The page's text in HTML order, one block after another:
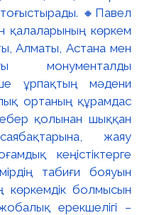
тоғыстырады. 🔸Павел
қалаларының көркем
Алматы, Астана мен
монументалды
ұрпақтың мәдени
ортаның құрамдас
қолынан шыққан
жаяу
кеңістіктерге
табиғи бояуын
көркемдік болмысын
ерекшелігі –